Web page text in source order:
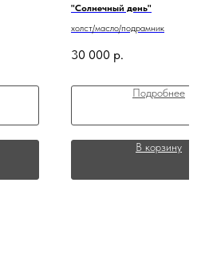
"Солнечный день"
холст/масло/подрамник
30 000 р.
Подробнее
В корзину